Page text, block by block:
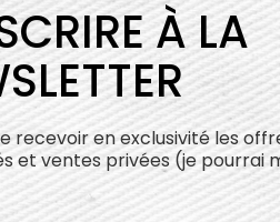
À LA
recevoir en exclusivité les
et ventes privées (je pourrai